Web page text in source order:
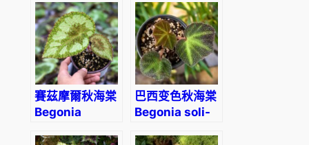
(Begonia
Masoniana)
賽茲摩爾秋海棠
Begonia
巴西变色秋海棠
Begonia soli-